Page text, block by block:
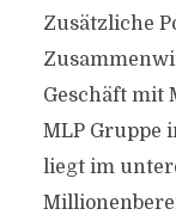
Zusätzliche
Geschäft mit
MLP Gruppe
liegt im